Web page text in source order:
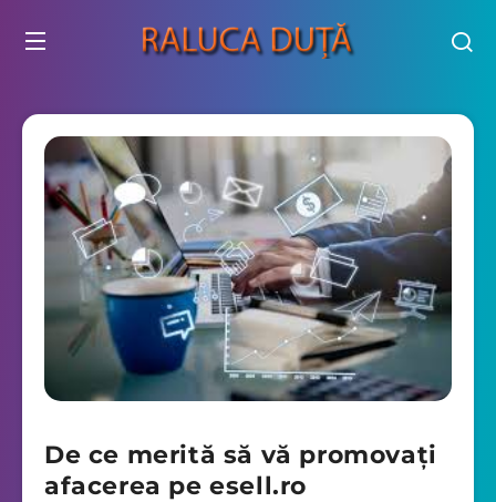
De ce merită să vă promovați
afacerea pe esell.ro